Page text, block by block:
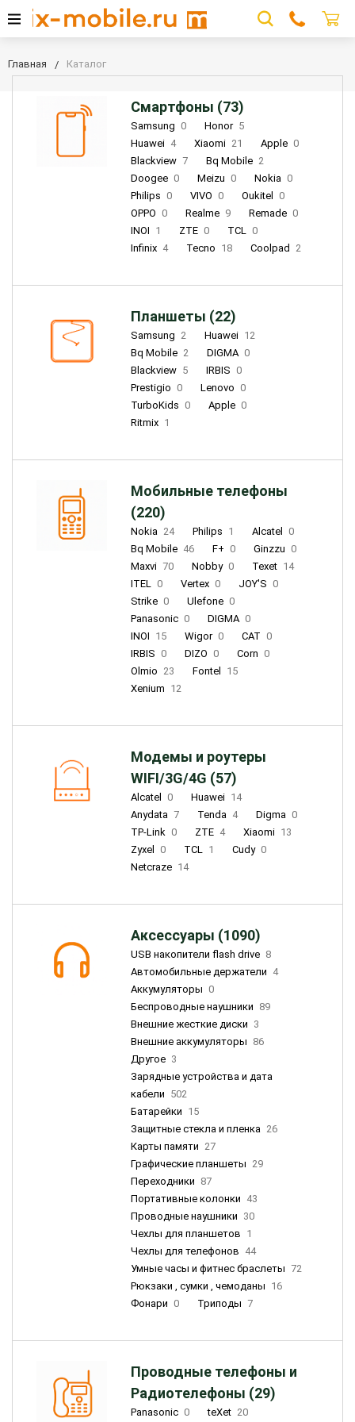
Главная Каталог
Смартфоны (73)
Samsung 0 Honor 5
Huawei 4 Xiaomi 21 Apple 0
Blackview 7 Bq Mobile 2
Doogee 0 Meizu 0 Nokia 0
Philips 0 VIVO 0 Oukitel
0
OPPO 0 Realme 9 Remade 0
INOI 1 ZTE 0 TCL 0
Infinix 4 Tecno 18 Coolpad 2
Планшеты (22)
Samsung 2 Huawei 12
Bq Mobile 2 DIGMA 0
Blackview 5 IRBIS 0
Prestigio 0 Lenovo 0
TurboKids 0 Apple 0
Ritmix 1
Мобильные телефоны
(220)
Nokia 24 Philips 1 Alcatel
0
Bq Mobile 46 F+ 0 Ginzzu 0
Maxvi 70 Nobby 0 Texet 14
ITEL 0 Vertex 0 JOY'S 0
Strike 0 Ulefone 0
Panasonic 0 DIGMA 0
INOI 15 Wigor 0 CAT 0
IRBIS 0 DIZO 0 Corn 0
Olmio 23 Fontel
15
Xenium 12
Модемы и роутеры
WIFI/3G/4G (57)
Alcatel 0 Huawei 14
Anydata 7 Tenda 4 Digma 0
TP-Link 0 ZTE 4 Xiaomi 13
Zyxel
0 TCL 1 Cudy 0
Netcraze 14
Аксессуары (1090)
USB накопители flash drive 8
Автомобильные держатели 4
Аккумуляторы 0
Беспроводные наушники 89
Внешние жесткие диски 3
Внешние аккумуляторы 86
Другое 3
Зарядные устройства и дата
кабели 502
Батарейки 15
Защитные стекла и пленка 26
Карты памяти 27
Графические планшеты 29
Переходники 87
Портативные колонки 43
Проводные наушники 30
Чехлы для планшетов 1
Чехлы для телефонов 44
Умные часы и фитнес браслеты 72
Рюкзаки , сумки , чемоданы 16
Фонари 0 Триподы 7
Проводные телефоны и
Радиотелефоны (29)
Panasonic 0 teXet 20